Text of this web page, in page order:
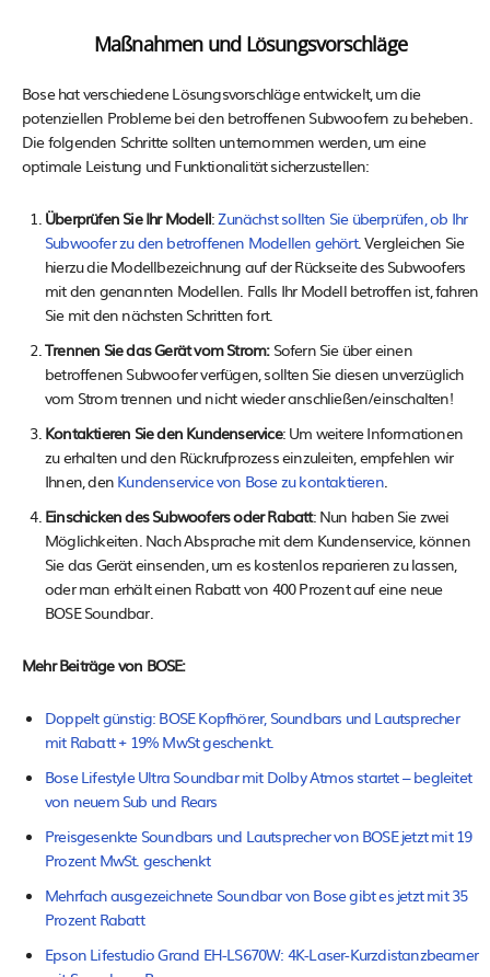
Maßnahmen und Lösungsvorschläge
Bose hat verschiedene Lösungsvorschläge entwickelt, um die
potenziellen Probleme bei den betroffenen Subwoofern zu beheben.
Die folgenden Schritte sollten unternommen werden, um eine
optimale Leistung und Funktionalität sicherzustellen:
Überprüfen Sie Ihr Modell:Zunächst sollten Sie überprüfen, ob Ihr
Subwoofer zu den betroffenen Modellen gehört. Vergleichen Sie
hierzu die Modellbezeichnung auf der Rückseite des Subwoofers
mit den genannten Modellen. Falls Ihr Modell betroffen ist, fahren
Sie mit den nächsten Schritten fort.
Trennen Sie das Gerät vom Strom:Sofern Sie über einen
betroffenen Subwoofer verfügen, sollten Sie diesen unverzüglich
vom Strom trennen und nicht wieder anschließen/einschalten!
Kontaktieren Sie den Kundenservice: Um weitere Informationen
zu erhalten und den Rückrufprozess einzuleiten, empfehlen wir
Ihnen, den Kundenservice von Bose zu kontaktieren.
Einschicken des Subwoofers oder Rabatt: Nun haben Sie zwei
Möglichkeiten. Nach Absprache mit dem Kundenservice, können
Sie das Gerät einsenden, um es kostenlos reparieren zu lassen,
oder man erhält einen Rabatt von 400 Prozent auf eine neue
BOSE Soundbar.
Mehr Beiträge von BOSE:
Doppelt günstig: BOSE Kopfhörer, Soundbars und Lautsprecher
mit Rabatt + 19% MwSt geschenkt.
Bose Lifestyle Ultra Soundbar mit Dolby Atmos startet – begleitet
von neuem Sub und Rears
Preisgesenkte Soundbars und Lautsprecher von BOSE jetzt mit 19
Prozent MwSt. geschenkt
Mehrfach ausgezeichnete Soundbar von Bose gibt es jetzt mit 35
Prozent Rabatt
Epson Lifestudio Grand EH-LS670W: 4K-Laser-Kurzdistanzbeamer